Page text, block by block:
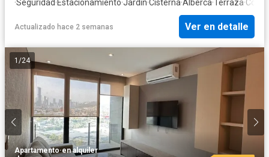
·Seguridad·Estacionamiento·Jardín·Cisterna·Alberca· Terraza·
Actualizado hace 2 semanas Ver en detalle
1 /24
Apartamento·en alquiler